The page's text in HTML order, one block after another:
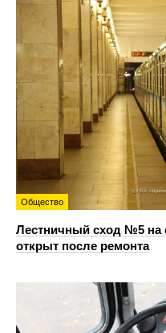
Общество
Лестничный сход №5 на
открыт после ремонта